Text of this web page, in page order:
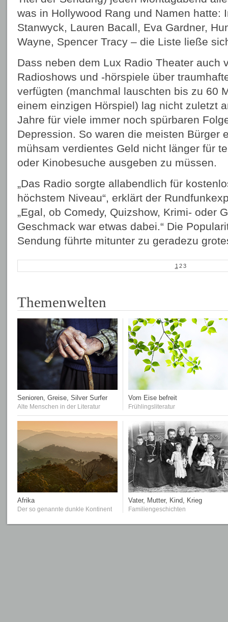
was in Hollywood Rang und Namen hatte:
Stanwyck, Lauren Bacall, Eva Gardner,
Wayne, Spencer Tracy – die Liste ließe
Dass neben dem Lux Radio Theater auch
Radioshows und -hörspiele über
verfügten (manchmal lauschten bis zu 60
einem einzigen Hörspiel) lag nicht zuletzt
Jahre für viele immer noch spürbaren
Depression. So waren die meisten Bürger
mühsam verdientes Geld nicht länger für
oder Kinobesuche ausgeben zu müssen.
„Das Radio sorgte allabendlich für
höchstem Niveau“, erklärt der
„Egal, ob Comedy, Quizshow, Krimi- oder
Geschmack war etwas dabei.“ Die
Sendung führte mitunter zu geradezu
1 2 3
Themenwelten
Senioren, Greise, Silver Surfer
Alte Menschen in der Literatur
Vom Eise befreit
Frühlingsliteratur
Afrika
Der so genannte dunkle Kontinent
Vater, Mutter, Kind, Krieg
Familiengeschichten